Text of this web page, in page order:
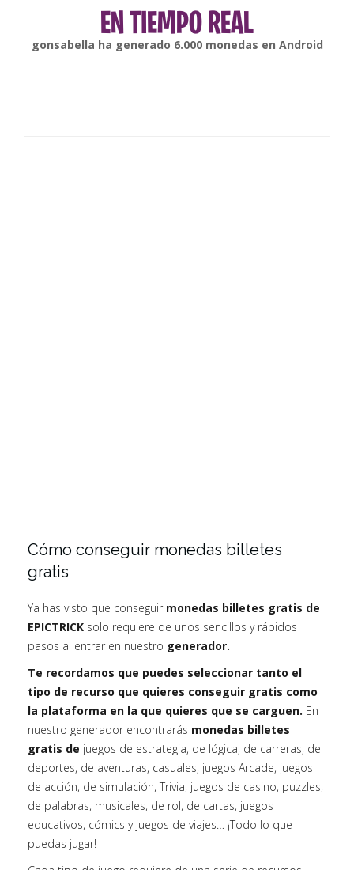
EN TIEMPO REAL
Epiklolha generado10.000monedas en Xbox
Cómo conseguir monedas billetes
gratis
Ya has visto que conseguir monedas billetes gratis de
EPICTRICK solo requiere de unos sencillos y rápidos
pasos al entrar en nuestro generador.
Te recordamos que puedes seleccionar tanto el
tipo de recurso que quieres conseguir gratis como
la plataforma en la que quieres que se carguen. En
nuestro generador encontrarás monedas billetes
gratis de juegos de estrategia, de lógica, de carreras, de
deportes, de aventuras, casuales, juegos Arcade, juegos
de acción, de simulación, Trivia, juegos de casino, puzzles,
de palabras, musicales, de rol, de cartas, juegos
educativos, cómics y juegos de viajes… ¡Todo lo que
puedas jugar!